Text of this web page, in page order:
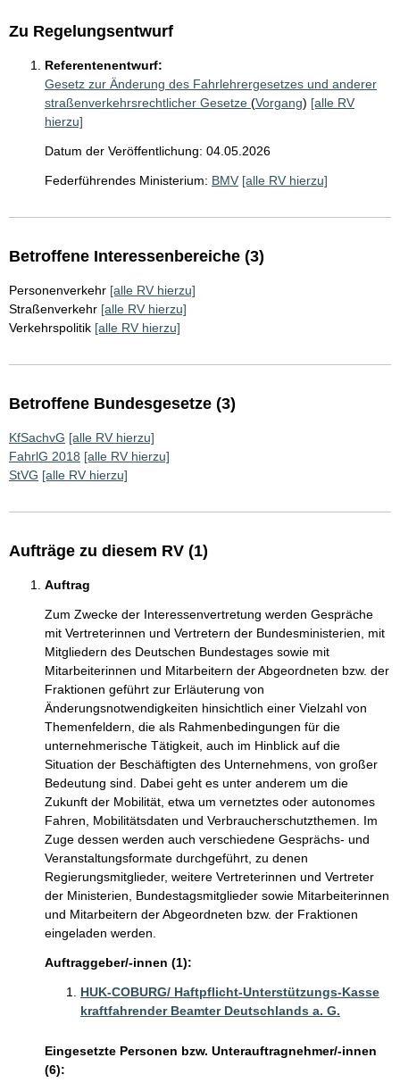
Zu Regelungsentwurf
Referentenentwurf:
Gesetz zur Änderung des Fahrlehrergesetzes und anderer
straßenverkehrsrechtlicher Gesetze (Vorgang) [alle RV
hierzu]
Datum der Veröffentlichung: 04.05.2026
Federführendes Ministerium: BMV [alle RV hierzu]
Betroffene Interessenbereiche (3)
Personenverkehr [alle RV hierzu]
Straßenverkehr [alle RV hierzu]
Verkehrspolitik [alle RV hierzu]
Betroffene Bundesgesetze (3)
KfSachvG [alle RV hierzu]
FahrlG 2018 [alle RV hierzu]
StVG [alle RV hierzu]
Aufträge zu diesem RV (1)
Auftrag
Zum Zwecke der Interessenvertretung werden Gespräche
mit Vertreterinnen und Vertretern der Bundesministerien, mit
Mitgliedern des Deutschen Bundestages sowie mit
Mitarbeiterinnen und Mitarbeitern der Abgeordneten bzw. der
Fraktionen geführt zur Erläuterung von
Änderungsnotwendigkeiten hinsichtlich einer Vielzahl von
Themenfeldern, die als Rahmenbedingungen für die
unternehmerische Tätigkeit, auch im Hinblick auf die
Situation der Beschäftigten des Unternehmens, von großer
Bedeutung sind. Dabei geht es unter anderem um die
Zukunft der Mobilität, etwa um vernetztes oder autonomes
Fahren, Mobilitätsdaten und Verbraucherschutzthemen. Im
Zuge dessen werden auch verschiedene Gesprächs- und
Veranstaltungsformate durchgeführt, zu denen
Regierungsmitglieder, weitere Vertreterinnen und Vertreter
der Ministerien, Bundestagsmitglieder sowie Mitarbeiterinnen
und Mitarbeitern der Abgeordneten bzw. der Fraktionen
eingeladen werden.
Auftraggeber/-innen (1):
HUK-COBURG/ Haftpflicht-Unterstützungs-Kasse
kraftfahrender Beamter Deutschlands a. G.
Eingesetzte Personen bzw. Unterauftragnehmer/-innen
(6):